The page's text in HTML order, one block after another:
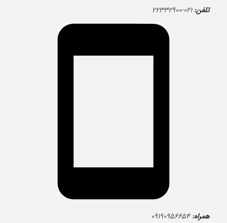
تلفن: ۰۲۱-۲۲۳۳۲۹۰۰
همراه: ۰۹۱۹۰۹۵۶۶۵۴